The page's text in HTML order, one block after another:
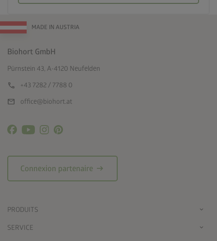
MADE IN AUSTRIA
Biohort GmbH
Pürnstein 43, A-4120 Neufelden
call +43 7282 / 7788 0
mail office@biohort.at
Connexion partenaire arrow_right_alt
PRODUITS
SERVICE